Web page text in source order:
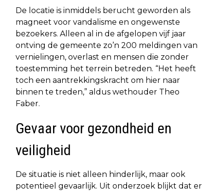
De locatie is inmiddels berucht geworden als
magneet voor vandalisme en ongewenste
bezoekers. Alleen al in de afgelopen vijf jaar
ontving de gemeente zo’n 200 meldingen van
vernielingen, overlast en mensen die zonder
toestemming het terrein betreden. “Het heeft
toch een aantrekkingskracht om hier naar
binnen te treden,” aldus wethouder Theo
Faber.
Gevaar voor gezondheid en
veiligheid
De situatie is niet alleen hinderlijk, maar ook
potentieel gevaarlijk. Uit onderzoek blijkt dat er